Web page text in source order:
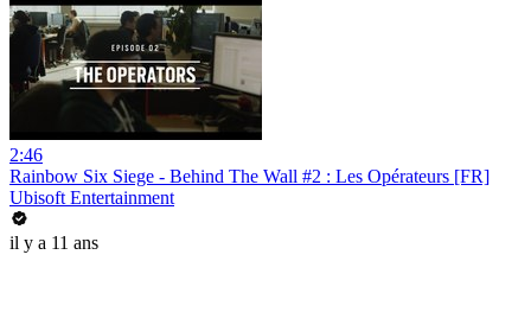
2:46
Rainbow Six Siege - Behind The Wall #2 : Les Opérateurs [FR]
Ubisoft Entertainment
il y a 11 ans